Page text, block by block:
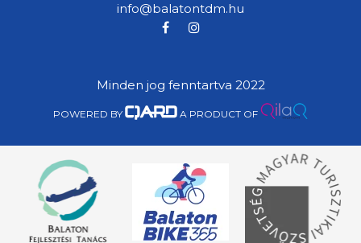
info@balatontdm.hu
Minden jog fenntartva 2022
POWERED BY A PRODUCT OF